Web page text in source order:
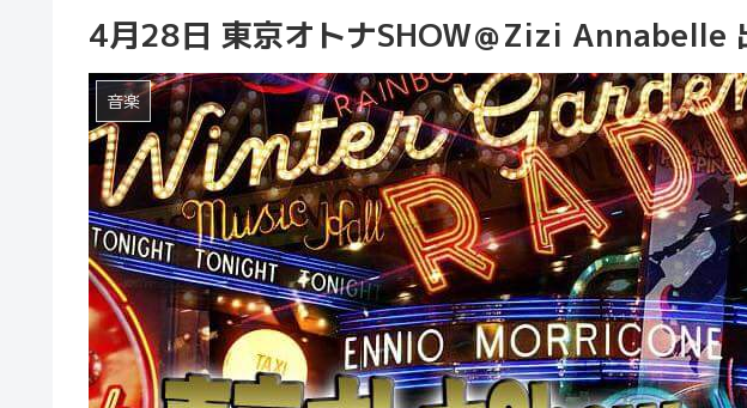
4月28日 東京オトナSHOW＠Zizi Annabelle
音楽